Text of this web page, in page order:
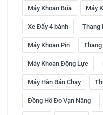
Máy Khoan Búa Máy
Xe Đẩy 4 bánh Thang
Máy Khoan Pin
Máy Khoan Động Lực
Máy Hàn Bán Chạy
Đồng Hồ Đo Vạn Năng